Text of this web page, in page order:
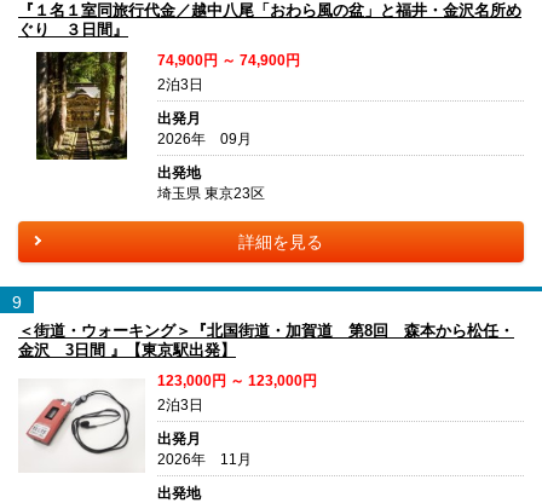
『１名１室同旅行代金／越中八尾「おわら風の盆」と福井・金沢名所め
ぐり ３日間』
74,900円 ～ 74,900円
2泊3日
出発月
2026年 09月
出発地
埼玉県 東京23区
詳細を見る
9
＜街道・ウォーキング＞『北国街道・加賀道 第8回 森本から松任・
金沢 3日間 』【東京駅出発】
123,000円 ～ 123,000円
2泊3日
出発月
2026年 11月
出発地